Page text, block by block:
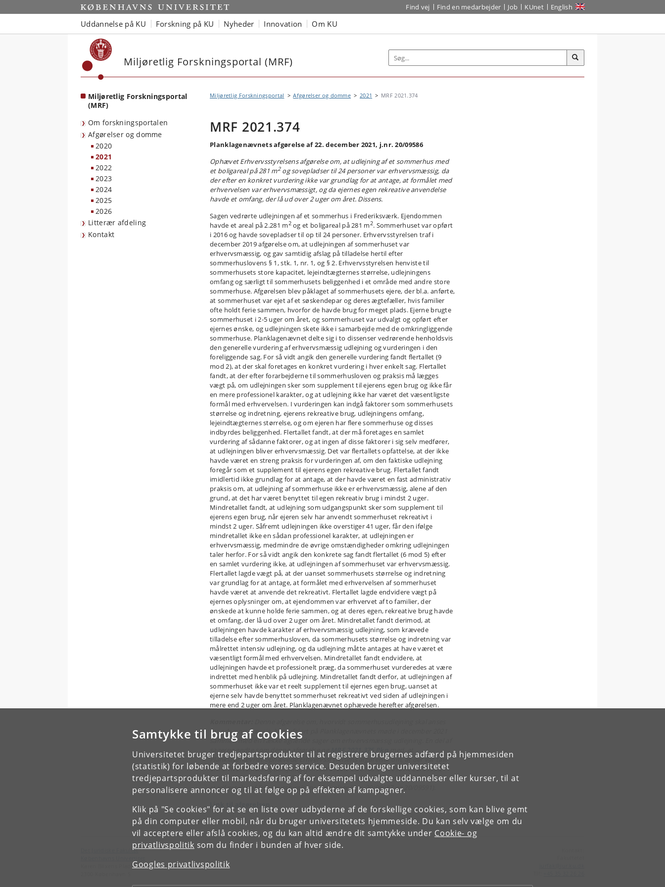
Samtykke til brug af cookies
Universitetet bruger tredjepartsprodukter til at registrere brugernes adfærd på hjemmesiden
(statistik) for løbende at forbedre vores service. Desuden bruger universitetet
tredjepartsprodukter til markedsføring af for eksempel udvalgte uddannelser eller kurser, til at
personalisere annoncer og til at følge op på effekten af kampagner.
Klik på "Se cookies" for at se en liste over udbyderne af de forskellige cookies, som kan blive gemt
på din computer eller mobil, når du bruger universitetets hjemmeside. Du kan selv vælge om du
vil acceptere eller afslå cookies, og du kan altid ændre dit samtykke under Cookie- og
privatlivspolitik som du finder i bunden af hver side.
Googles privatlivspolitik
Start Find vej Find en medarbejder Job KUnet English
Uddannelse på KU Forskning på KU Nyheder Innovation Om KU
Miljøretlig Forskningsportal (MRF)
Miljøretlig Forskningsportal
(MRF)
Om forskningsportalen
Afgørelser og domme
2020
2021
2022
2023
2024
2025
2026
Litterær afdeling
Kontakt
Miljøretlig Forskningsportal Afgørelser og domme 2021 MRF 2021.374
MRF 2021.374
Planklagenævnets afgørelse af 22. december 2021, j.nr. 20/09586
Ophævet Erhvervsstyrelsens afgørelse om, at udlejning af et sommerhus med
et boligareal på 281 m2og sovepladser til 24 personer var erhvervsmæssig, da
der efter en konkret vurdering ikke var grundlag for at antage, at formålet med
erhvervelsen var erhvervsmæssigt, og da ejernes egen rekreative anvendelse
havde et omfang, der lå ud over 2 uger om året. Dissens.
Sagen vedrørte udlejningen af et sommerhus i Frederiksværk. Ejendommen
havde et areal på 2.281 m 2og et boligareal på 281 m 2. Sommerhuset var opført
i 2016 og havde sovepladser til op til 24 personer. Erhvervsstyrelsen traf i
december 2019 afgørelse om, at udlejningen af sommerhuset var
erhvervsmæssig, og gav samtidig afslag på tilladelse hertil efter
sommerhuslovens § 1, stk. 1, nr. 1, og § 2. Erhvervsstyrelsen henviste til
sommerhusets store kapacitet, lejeindtægternes størrelse, udlejningens
omfang og særligt til sommerhusets beliggenhed i et område med andre store
sommerhuse. Afgørelsen blev påklaget af sommerhusets ejere, der bl.a. anførte,
at sommerhuset var ejet af et søskendepar og deres ægtefæller, hvis familier
ofte holdt ferie sammen, hvorfor de havde brug for meget plads. Ejerne brugte
sommerhuset i 2-5 uger om året, og sommerhuset var udvalgt og opført efter
ejernes ønske, og udlejningen skete ikke i samarbejde med de omkringliggende
sommerhuse. Planklagenævnet delte sig i to dissenser vedrørende henholdsvis
den generelle vurdering af erhvervsmæssig udlejning og vurderingen i den
foreliggende sag. For så vidt angik den generelle vurdering fandt flertallet (9
mod 2), at der skal foretages en konkret vurdering i hver enkelt sag. Flertallet
fandt, at der efter forarbejderne til sommerhusloven og praksis må lægges
vægt på, om udlejningen sker som supplement til ejerens egen brug og ikke får
en mere professionel karakter, og at udlejning ikke har været det væsentligste
formål med erhvervelsen. I vurderingen kan indgå faktorer som sommerhusets
størrelse og indretning, ejerens rekreative brug, udlejningens omfang,
lejeindtægternes størrelse, og om ejeren har flere sommerhuse og disses
indbyrdes beliggenhed. Flertallet fandt, at der må foretages en samlet
vurdering af sådanne faktorer, og at ingen af disse faktorer i sig selv medfører,
at udlejningen bliver erhvervsmæssig. Det var flertallets opfattelse, at der ikke
havde været en streng praksis for vurderingen af, om den faktiske udlejning
foregår som et supplement til ejerens egen rekreative brug. Flertallet fandt
imidlertid ikke grundlag for at antage, at der havde været en fast administrativ
praksis om, at udlejning af sommerhuse ikke er erhvervsmæssig, alene af den
grund, at det har været benyttet til egen rekreativ brug i mindst 2 uger.
Mindretallet fandt, at udlejning som udgangspunkt sker som supplement til
ejerens egen brug, når ejeren selv har anvendt sommerhuset rekreativt i
mindst 2 uger. Såfremt udlejningen ikke overstiger 41 uger, får den ifølge
mindretallet ikke en sådan professionel karakter, at udlejningen er
erhvervsmæssig, medmindre de øvrige omstændigheder omkring udlejningen
taler herfor. For så vidt angik den konkrete sag fandt flertallet (6 mod 5) efter
en samlet vurdering ikke, at udlejningen af sommerhuset var erhvervsmæssig.
Flertallet lagde vægt på, at der uanset sommerhusets størrelse og indretning
var grundlag for at antage, at formålet med erhvervelsen af sommerhuset
havde været at anvende det rekreativt. Flertallet lagde endvidere vægt på
ejernes oplysninger om, at ejendommen var erhvervet af to familier, der
ønskede at kunne holde ferie sammen, og at deres egen, rekreative brug havde
et omfang, der lå ud over 2 uger om året. Mindretallet fandt derimod, at
udlejningen havde karakter af erhvervsmæssig udlejning, som krævede
tilladelse efter sommerhusloven, da sommerhusets størrelse og indretning var
målrettet intensiv udlejning, og da udlejning måtte antages at have været et
væsentligt formål med erhvervelsen. Mindretallet fandt endvidere, at
udlejningen havde et professionelt præg, da sommerhuset vurderedes at være
indrettet med henblik på udlejning. Mindretallet fandt derfor, at udlejningen af
sommerhuset ikke var et reelt supplement til ejernes egen brug, uanset at
ejerne selv havde benyttet sommerhuset rekreativt ved siden af udlejningen i
mere end 2 uger om året. Planklagenævnet ophævede herefter afgørelsen.
for erhvervsmæssig, blev afgjort på Planklagenævnets møde i december 2021
sammen med en række lignende sager om erhvervsmæssig udlejning. En del af
sagerne endte som denne afgørelse og
MRF 2021.375 Pkn
Planklagenævnet ophævede Erhvervsstyrelsens afgørelser om, at der var tale
om erhvervsmæssig udlejning (j.nr. 20/09588, 20/09589, 20/09594, 20/09596,
20/09597, 20/09598 og 20/09600), mens enkelte afgørelser endte med en
stadfæstelse af Erhvervsstyrelsens afgørelser (j.nr. 20/09587 og 20/09591).
Link til afgørelsen.
Det Juridiske Fakultet
Karen Blixens Plads 16